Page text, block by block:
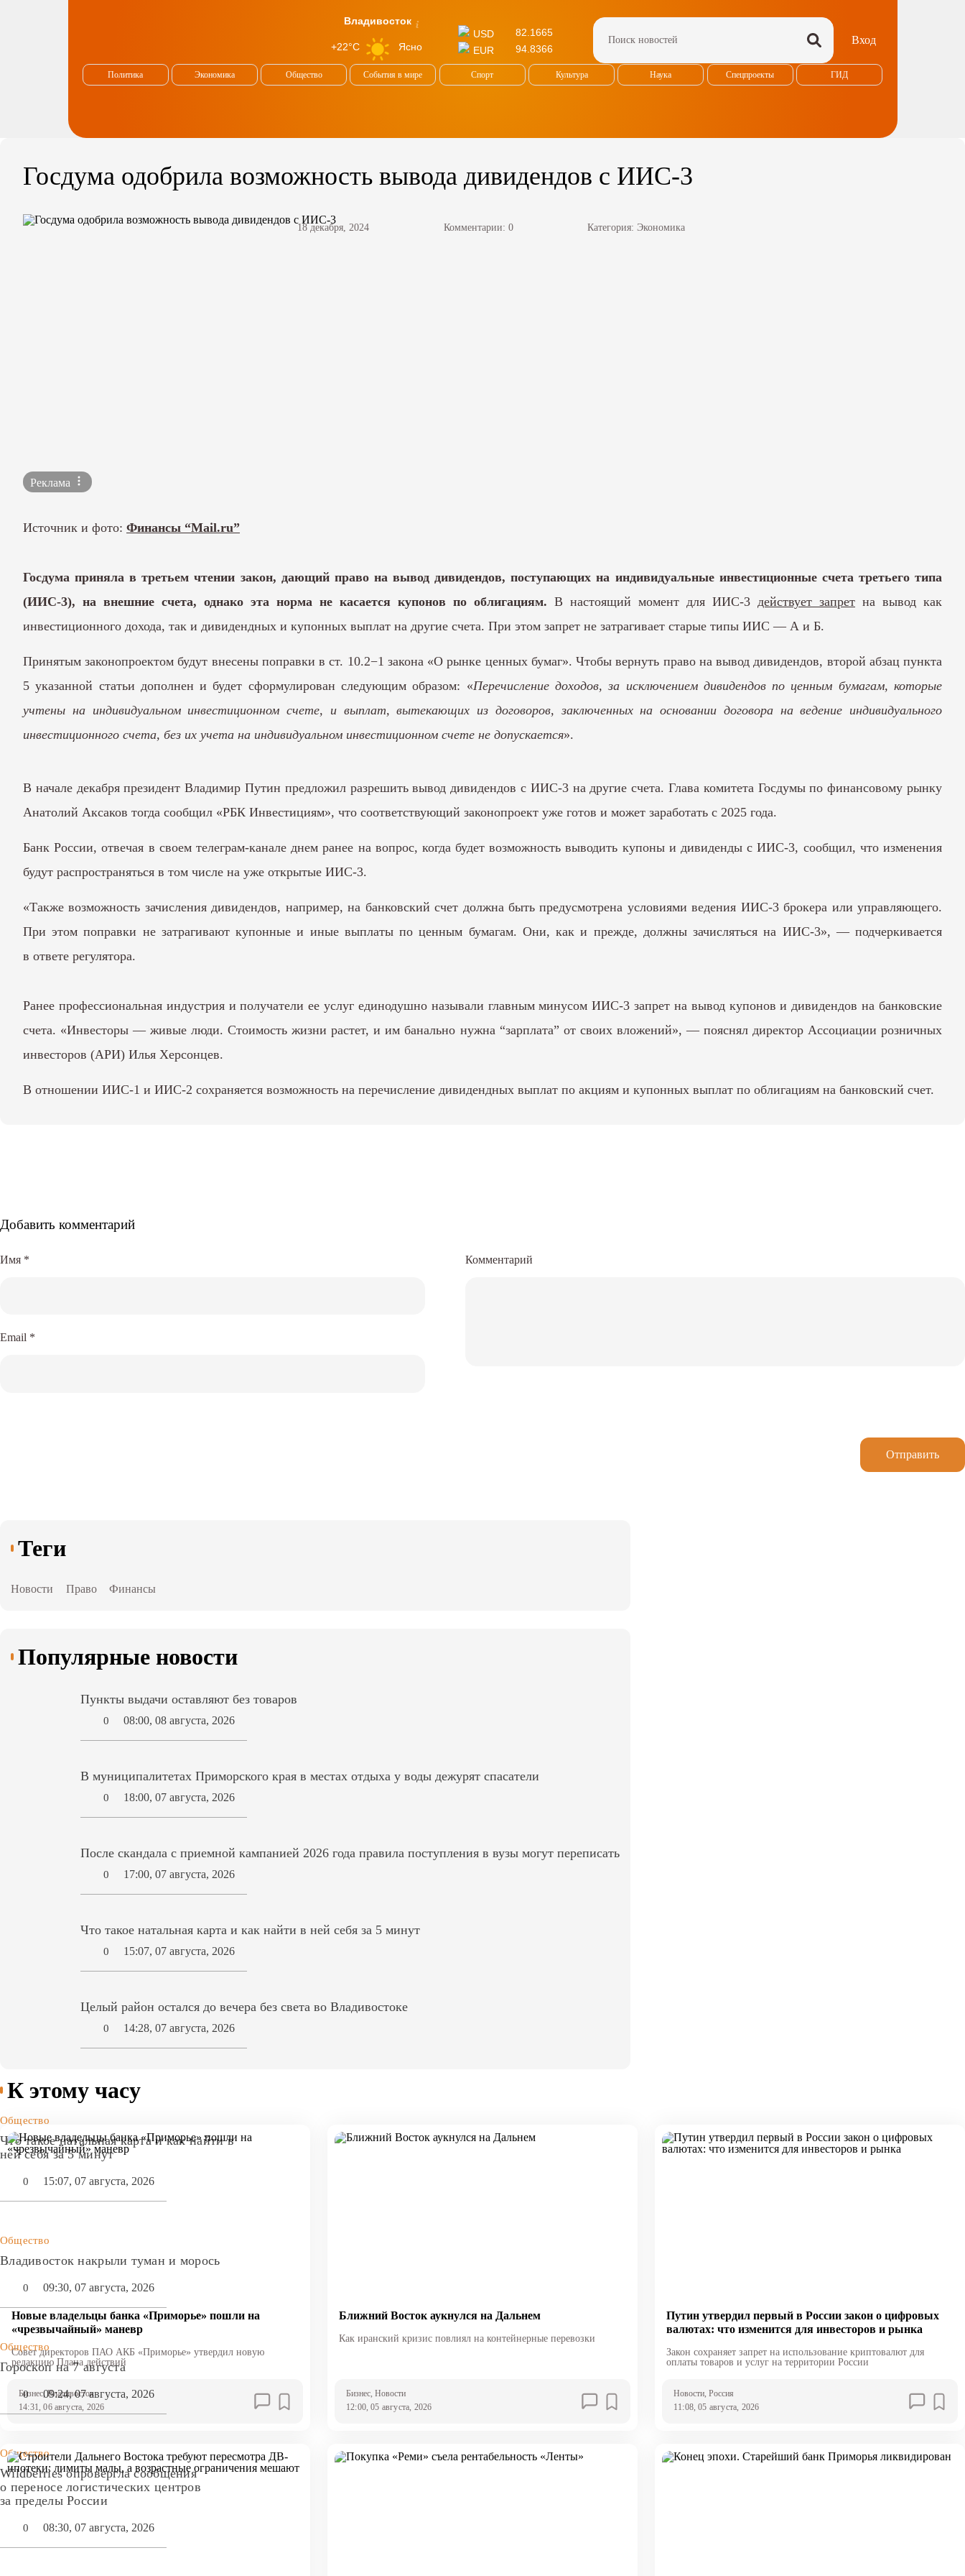
Владивосток
+22°C Ясно
USD
82.1665
EUR
94.8366
Вход
Политика Экономика Общество События в мире Спорт Культура Наука Спецпроекты ГИД
Госдума одобрила возможность вывода дивидендов с ИИС-3
18 декабря, 2024 Комментарии: 0 Категория: Экономика
Реклама
Источник и фото: Финансы “Mail.ru”
Госдума приняла в третьем чтении закон, дающий право на вывод дивидендов, поступающих на индивидуальные инвестиционные счета третьего типа
(ИИС-3), на внешние счета, однако эта норма не касается купонов по облигациям. В настоящий момент для ИИС-3 действует запрет на вывод как
инвестиционного дохода, так и дивидендных и купонных выплат на другие счета. При этом запрет не затрагивает старые типы ИИС — А и Б.
Принятым законопроектом будут внесены поправки в ст. 10.2−1 закона «О рынке ценных бумаг». Чтобы вернуть право на вывод дивидендов, второй абзац пункта
5 указанной статьи дополнен и будет сформулирован следующим образом: «Перечисление доходов, за исключением дивидендов по ценным бумагам, которые
учтены на индивидуальном инвестиционном счете, и выплат, вытекающих из договоров, заключенных на основании договора на ведение индивидуального
инвестиционного счета, без их учета на индивидуальном инвестиционном счете не допускается».
В начале декабря президент Владимир Путин предложил разрешить вывод дивидендов с ИИС-3 на другие счета. Глава комитета Госдумы по финансовому рынку
Анатолий Аксаков тогда сообщил «РБК Инвестициям», что соответствующий законопроект уже готов и может заработать с 2025 года.
Банк России, отвечая в своем телеграм-канале днем ранее на вопрос, когда будет возможность выводить купоны и дивиденды с ИИС-3, сообщил, что изменения
будут распространяться в том числе на уже открытые ИИС-3.
«Также возможность зачисления дивидендов, например, на банковский счет должна быть предусмотрена условиями ведения ИИС-3 брокера или управляющего.
При этом поправки не затрагивают купонные и иные выплаты по ценным бумагам. Они, как и прежде, должны зачисляться на ИИС-3», — подчеркивается
в ответе регулятора.
Ранее профессиональная индустрия и получатели ее услуг единодушно называли главным минусом ИИС-3 запрет на вывод купонов и дивидендов на банковские
счета. «Инвесторы — живые люди. Стоимость жизни растет, и им банально нужна “зарплата” от своих вложений», — пояснял директор Ассоциации розничных
инвесторов (АРИ) Илья Херсонцев.
В отношении ИИС-1 и ИИС-2 сохраняется возможность на перечисление дивидендных выплат по акциям и купонных выплат по облигациям на банковский счет.
Добавить комментарий
Комментарий
Имя *
Email *
Отправить
Теги
Новости Право Финансы
Популярные новости
Пункты выдачи оставляют без товаров
0 08:00, 08 августа, 2026
В муниципалитетах Приморского края в местах отдыха у воды дежурят спасатели
0 18:00, 07 августа, 2026
После скандала с приемной кампанией 2026 года правила поступления в вузы могут переписать
0 17:00, 07 августа, 2026
Что такое натальная карта и как найти в ней себя за 5 минут
0 15:07, 07 августа, 2026
Целый район остался до вечера без света во Владивостоке
0 14:28, 07 августа, 2026
К этому часу
Общество
Что такое натальная карта и как найти в
ней себя за 5 минут
0 15:07, 07 августа, 2026
Общество
Владивосток накрыли туман и морось
0 09:30, 07 августа, 2026
Общество
Гороскоп на 7 августа
0 09:24, 07 августа, 2026
Общество
Wildberries опровергла сообщения
о переносе логистических центров
за пределы России
0 08:30, 07 августа, 2026
Новые владельцы банка «Приморье» пошли на
«чрезвычайный» маневр
Совет директоров ПАО АКБ «Приморье» утвердил новую
редакцию Плана действий
Бизнес, Владивосток
14:31, 06 августа, 2026
Ближний Восток аукнулся на Дальнем
Как иранский кризис повлиял на контейнерные перевозки
Бизнес, Новости
12:00, 05 августа, 2026
Путин утвердил первый в России закон о цифровых
валютах: что изменится для инвесторов и рынка
Закон сохраняет запрет на использование криптовалют для
оплаты товаров и услуг на территории России
Новости, Россия
11:08, 05 августа, 2026